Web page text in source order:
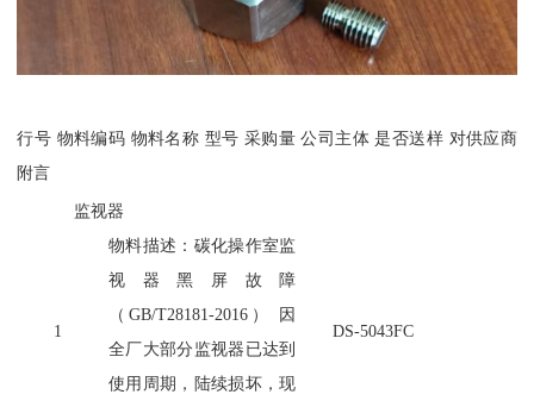
行号 物料编码 物料名称 型号 采购量 公司主体 是否送样 对供应商
附言
1
监视器
物料描述：碳化操作室监
视器黑屏故障
（ GB/T28181-2016） 因
全厂大部分监视器已达到
使用周期，陆续损坏，现
DS-5043FC